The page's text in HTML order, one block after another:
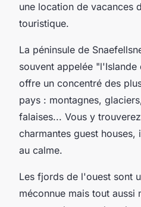
une location de vacances
touristique.
La péninsule de
souvent appelée
offre un concentré des
pays : montagnes,
falaises... Vous y
charmantes guest houses,
au calme.
Les fjords de l'ouest sont
méconnue mais tout aussi